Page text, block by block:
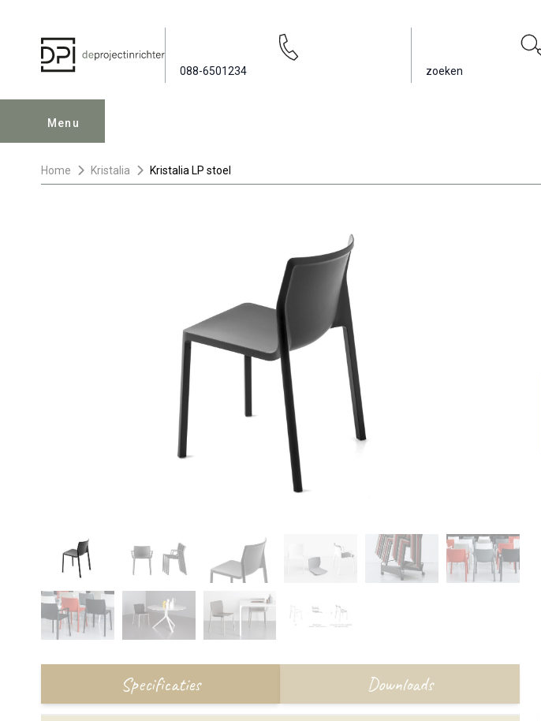
088-6501234 zoeken
Menu
Home Kristalia Kristalia LP stoel
Specificaties Downloads